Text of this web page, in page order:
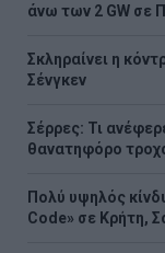
άνω των 2 GW σε
Σκληραίνει η
Σένγκεν
Σέρρες: Τι
θανατηφόρο
Πολύ υψηλός
Code» σε Κρήτη,